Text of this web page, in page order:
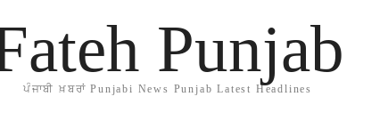
Punjab
ਪੰਜਾਬੀ ਖ਼ਬਰਾਂ Punjabi News Punjab Latest Headlines